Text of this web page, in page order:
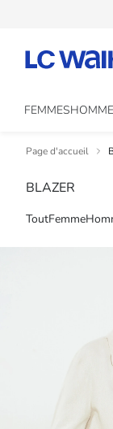
FEMMES
Page d'accueil
BLAZER
ToutFemme